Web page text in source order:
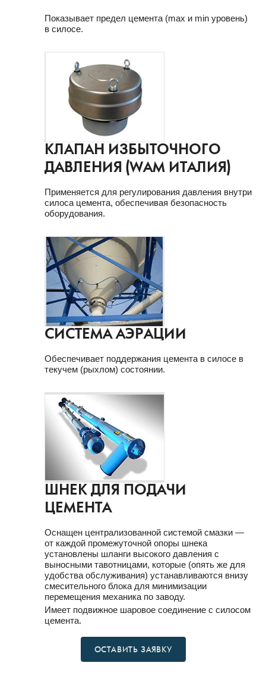
Показывает предел цемента (max и min уровень)
в силосе.
КЛАПАН ИЗБЫТОЧНОГО
ДАВЛЕНИЯ (WAM ИТАЛИЯ)
Применяется для регулирования давления внутри
силоса цемента, обеспечивая безопасность
оборудования.
СИСТЕМА АЭРАЦИИ
Обеспечивает поддержания цемента в силосе в
текучем (рыхлом) состоянии.
ШНЕК ДЛЯ ПОДАЧИ
ЦЕМЕНТА
Оснащен централизованной системой смазки —
от каждой промежуточной опоры шнека
установлены шланги высокого давления с
выносными тавотницами, которые (опять же для
удобства обслуживания) устанавливаются внизу
смесительного блока для минимизации
перемещения механика по заводу.
Имеет подвижное шаровое соединение с силосом
цемента.
ОСТАВИТЬ ЗАЯВКУ